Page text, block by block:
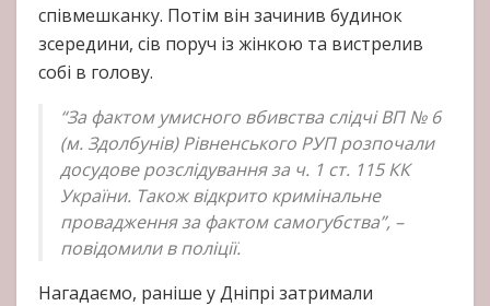
співмешканку. Потім він зачинив будинок
зсередини, сів поруч із жінкою та вистрелив
собі в голову.
“За фактом умисного вбивства слідчі ВП № 6
(м. Здолбунів) Рівненського РУП розпочали
досудове розслідування за ч. 1 ст. 115 КК
України. Також відкрито кримінальне
провадження за фактом самогубства”, –
повідомили в поліції.
Нагадаємо, раніше уДніпрі затримали